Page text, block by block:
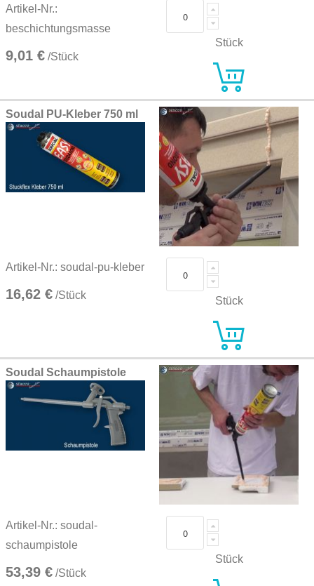
Artikel-Nr.:
beschichtungsmasse
9,01 € /Stück
Stück
Soudal PU-Kleber 750 ml
Artikel-Nr.: soudal-pu-kleber
16,62 € /Stück Stück
Soudal Schaumpistole
Artikel-Nr.: soudal-
schaumpistole
53,39 € /Stück
Stück